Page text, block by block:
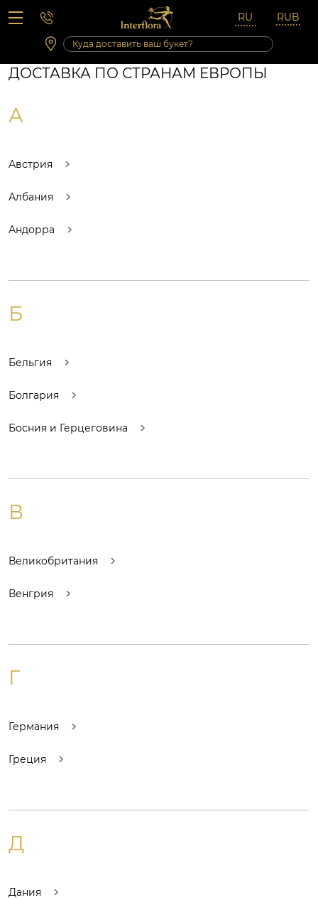
Вопросы-ответы
Сб 10:00 ‐ 14:00
Выходные и праздничные дни
ДОСТАВКА ПО СТРАНАМ ЕВРОПЫ
А
Австрия
Албания
Андорра
Б
Бельгия
Болгария
Босния и Герцеговина
В
Великобритания
Венгрия
Г
Германия
Греция
Д
Дания